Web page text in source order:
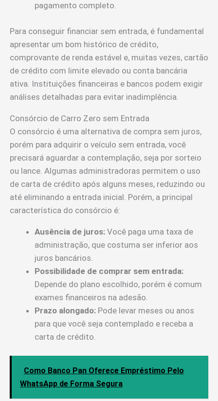
pagamento completo.
Para conseguir financiar sem entrada, é fundamental
apresentar um bom histórico de crédito,
comprovante de renda estável e, muitas vezes, cartão
de crédito com limite elevado ou conta bancária
ativa. Instituições financeiras e bancos podem exigir
análises detalhadas para evitar inadimplência.
Consórcio de Carro Zero sem Entrada
O consórcio é uma alternativa de compra sem juros,
porém para adquirir o veículo sem entrada, você
precisará aguardar a contemplação, seja por sorteio
ou lance. Algumas administradoras permitem o uso
de carta de crédito após alguns meses, reduzindo ou
até eliminando a entrada inicial. Porém, a principal
característica do consórcio é:
Ausência de juros: Você paga uma taxa de
administração, que costuma ser inferior aos
juros bancários.
Possibilidade de comprar sem entrada:
Depende do plano escolhido, porém é comum
exames financeiros na adesão.
Prazo alongado: Pode levar meses ou anos
para que você seja contemplado e receba a
carta de crédito.
Como Banco Pan Oferece Empréstimo Pelo
WhatsApp de Forma Segura